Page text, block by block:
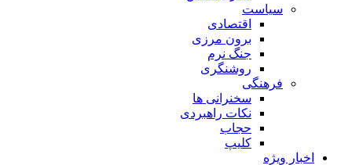
سیاست
اقتصادی
برون مرزی
جنگ نرم
روشنگری
فرهنگی
سخنرانی ها
نکات راهبردی
حجاب
کلیپ
اخبار ویژه